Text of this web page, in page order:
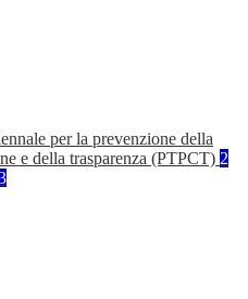
per la prevenzione della
e della trasparenza (PTPCT) 2